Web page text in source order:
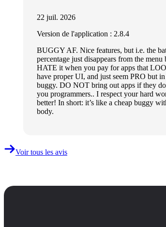
22 juil. 2026
Version de l'application : 2.8.4
BUGGY AF. Nice features, but i.e. the
percentage just disappears from the menu
HATE it when you pay for apps that
have proper UI, and just seem PRO but
buggy. DO NOT bring out apps if they
you programmers.. I respect your hard
better! In short: it’s like a cheap buggy
body.
Voir tous les avis